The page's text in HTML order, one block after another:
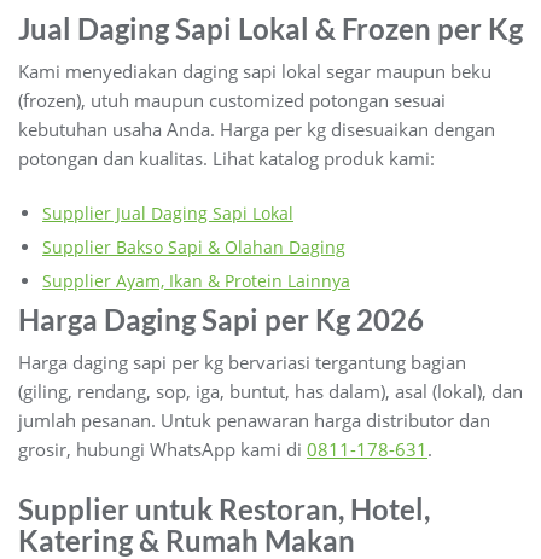
Jual Daging Sapi Lokal & Frozen per Kg
Kami menyediakan daging sapi lokal segar maupun beku
(frozen), utuh maupun customized potongan sesuai
kebutuhan usaha Anda. Harga per kg disesuaikan dengan
potongan dan kualitas. Lihat katalog produk kami:
Supplier Jual Daging Sapi Lokal
Supplier Bakso Sapi & Olahan Daging
Supplier Ayam, Ikan & Protein Lainnya
Harga Daging Sapi per Kg 2026
Harga daging sapi per kg bervariasi tergantung bagian
(giling, rendang, sop, iga, buntut, has dalam), asal (lokal), dan
jumlah pesanan. Untuk penawaran harga distributor dan
grosir, hubungi WhatsApp kami di 0811-178-631 .
Supplier untuk Restoran, Hotel,
Katering & Rumah Makan